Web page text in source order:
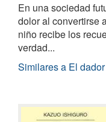
En una sociedad
dolor al convertirse
niño recibe los
verdad...
Similares a El dador